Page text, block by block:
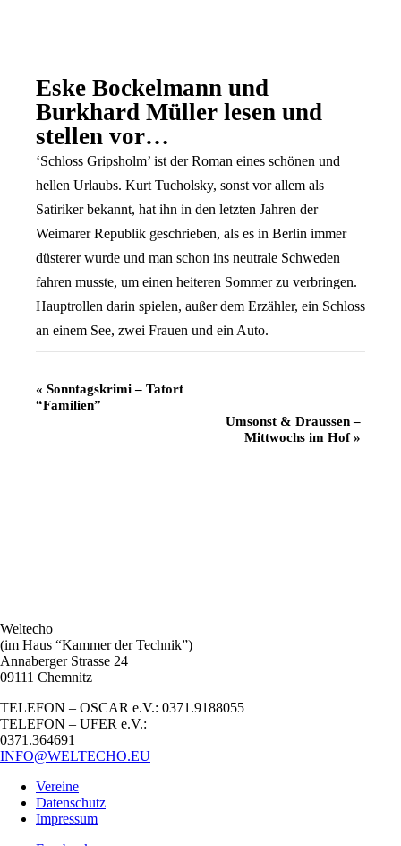
Eske Bockelmann und
Burkhard Müller lesen und
stellen vor…
‘Schloss Gripsholm’ ist der Roman eines schönen und
hellen Urlaubs. Kurt Tucholsky, sonst vor allem als
Satiriker bekannt, hat ihn in den letzten Jahren der
Weimarer Republik geschrieben, als es in Berlin immer
düsterer wurde und man schon ins neutrale Schweden
fahren musste, um einen heiteren Sommer zu verbringen.
Hauptrollen darin spielen, außer dem Erzähler, ein Schloss
an einem See, zwei Frauen und ein Auto.
Veranstaltung
Navigation
« Sonntagskrimi – Tatort
“Familien”
Umsonst & Draussen –
Mittwochs im Hof»
Weltecho
(im Haus “Kammer der Technik”)
Annaberger Strasse 24
09111 Chemnitz
TELEFON – OSCAR e.V.: 0371.9188055
TELEFON – UFER e.V.:
0371.364691
INFO@WELTECHO.EU
Vereine
Datenschutz
Impressum